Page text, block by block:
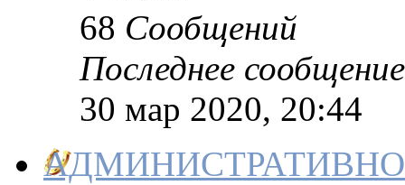
68 Сообщений
Последнее сообщение
30 мар 2020, 20:44